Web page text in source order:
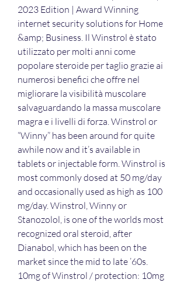
2023 Edition | Award Winning
internet security solutions for Home
&amp; Business. Il Winstrol è stato
utilizzato per molti anni come
popolare steroide per taglio grazie ai
numerosi benefici che offre nel
migliorare la visibilità muscolare
salvaguardando la massa muscolare
magra e i livelli di forza. Winstrol or
“Winny” has been around for quite
awhile now and it’s available in
tablets or injectable form. Winstrol is
most commonly dosed at 50 mg/day
and occasionally used as high as 100
mg/day. Winstrol, Winny or
Stanozolol, is one of the worlds most
recognized oral steroid, after
Dianabol, which has been on the
market since the mid to late ’60s.
10mg of Winstrol / protection: 10mg